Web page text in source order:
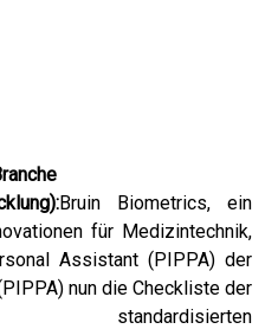
Bruin Biometrics, ein
für Medizintechnik,
Assistant (PIPPA) der
nun die Checkliste der